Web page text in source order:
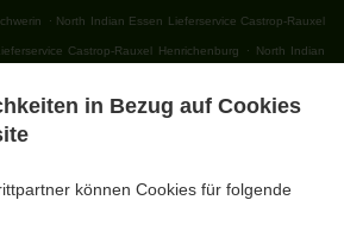
in Bezug auf Cookies
können Cookies für folgende
. North Indian Essen Lieferservice Castrop-Rauxel
Castrop-Rauxel Henrichenburg . North Indian
Lieferservice Castrop-Rauxel Bladenhorst . North
Rauxel Habinghorst
Stockum . North Indian Essen Lieferservice Witten